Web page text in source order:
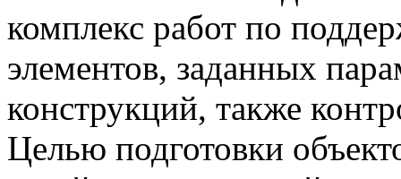
комплекс работ по
элементов, заданных
конструкций, также
Целью подготовки